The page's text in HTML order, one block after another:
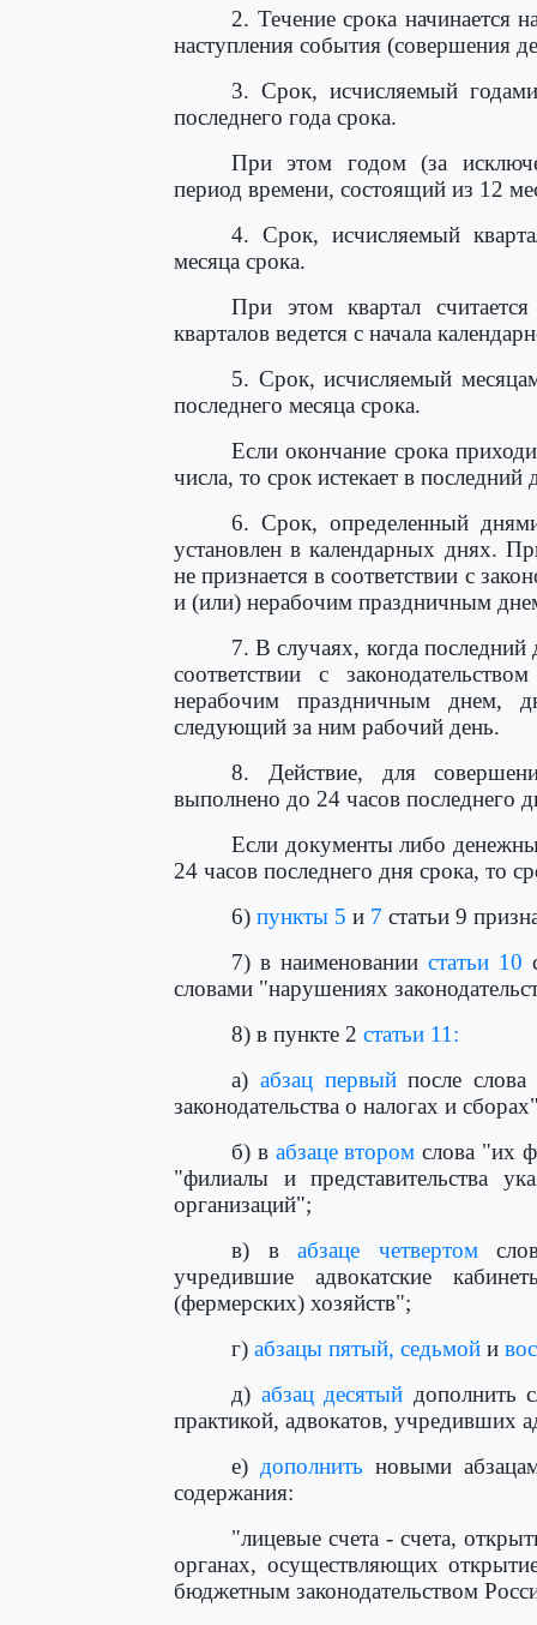
2. Течение срока начинается
наступления события (совершения
3. Срок, исчисляемый
последнего года срока.
При этом годом (за
период времени, состоящий из 12
4. Срок, исчисляемый
месяца срока.
При этом квартал
кварталов ведется с начала
5. Срок, исчисляемый
последнего месяца срока.
Если окончание срока
числа, то срок истекает в последний
6. Срок, определенный
установлен в календарных днях.
не признается в соответствии с
и (или) нерабочим праздничным
7. В случаях, когда
соответствии с
нерабочим праздничным днем,
следующий за ним рабочий день.
8. Действие, для
выполнено до 24 часов последнего
Если документы либо
24 часов последнего дня срока, то
6) пункты 5 и 7 статьи 9
7) в наименовании статьи 10
словами "нарушениях
8) в пункте 2 статьи 11:
а) абзац первыйпосле слова
законодательства о налогах и
б) в абзаце втором слова "их
"филиалы и представительства
организаций";
в) вабзаце четвертом
учредившие адвокатские
(фермерских) хозяйств";
г) абзацы пятый, седьмой и
д) абзац десятый дополнить
практикой, адвокатов, учредивших
е) дополнить новыми
содержания:
"лицевые счета - счета,
органах, осуществляющих
бюджетным законодательством